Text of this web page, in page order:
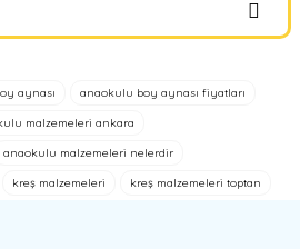
Yorum Yaz
ürün açıklamalarında ve diğer
noktaları öneri formunu kullanarak
aynası anaokulu boy aynası fiyatları
malzemeleri ankara
anaokulu malzemeleri nelerdir
kreş malzemeleri kreş malzemeleri toptan